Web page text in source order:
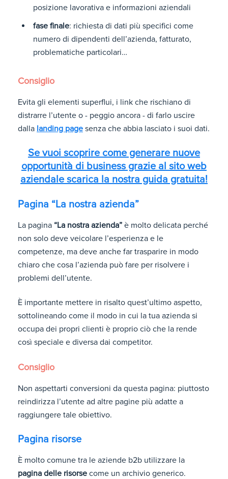
posizione lavorativa e informazioni aziendali
fase finale: richiesta di dati più specifici come
numero di dipendenti dell’azienda, fatturato,
problematiche particolari…
Consiglio
Evita gli elementi superflui, i link che rischiano di
distrarre l’utente o - peggio ancora - di farlo uscire
dalla landing page senza che abbia lasciato i suoi dati.
Se vuoi scoprire come generare nuove
opportunità di business grazie al sito web
aziendale scarica la nostra guida gratuita!
Pagina “La nostra azienda”
La pagina “La nostra azienda” è molto delicata perché
non solo deve veicolare l’esperienza e le
competenze, ma deve anche far trasparire in modo
chiaro che cosa l’azienda può fare per risolvere i
problemi dell’utente.
È importante mettere in risalto quest’ultimo aspetto,
sottolineando come il modo in cui la tua azienda si
occupa dei propri clienti è proprio ciò che la rende
così speciale e diversa dai competitor.
Consiglio
Non aspettarti conversioni da questa pagina: piuttosto
reindirizza l’utente ad altre pagine più adatte a
raggiungere tale obiettivo.
Pagina risorse
È molto comune tra le aziende b2b utilizzare la
pagina delle risorse come un archivio generico.